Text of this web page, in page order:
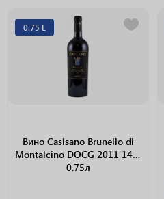
0.75 L
Вино Casisano Brunello di
Montalcino DOCG 2011 14%
0.75л